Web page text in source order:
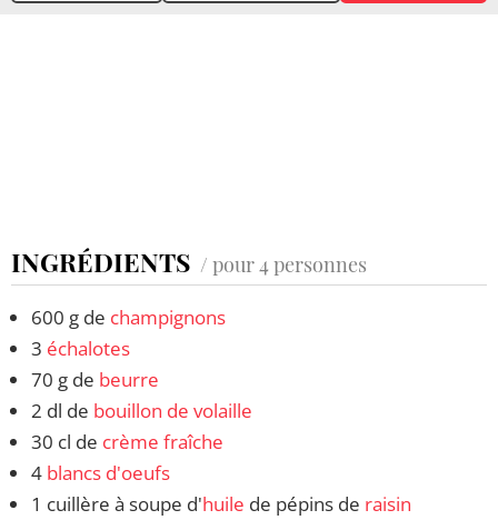
INGRÉDIENTS / pour 4 personnes
600 g de champignons
3 échalotes
70 g de beurre
2 dl de bouillon de volaille
30 cl de crème fraîche
4 blancs d'oeufs
1 cuillère à soupe d'huile de pépins de raisin